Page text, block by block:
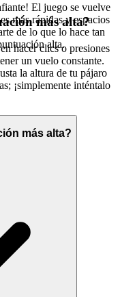
El juego se vuelve
más rápidas y espacios
de lo que lo hace tan
alta.
más alta?
hacer clics o presiones
un vuelo constante.
la altura de tu pájaro
¡simplemente inténtalo
más alta?